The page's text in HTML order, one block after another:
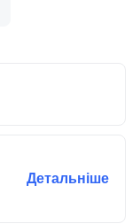
Детальніше